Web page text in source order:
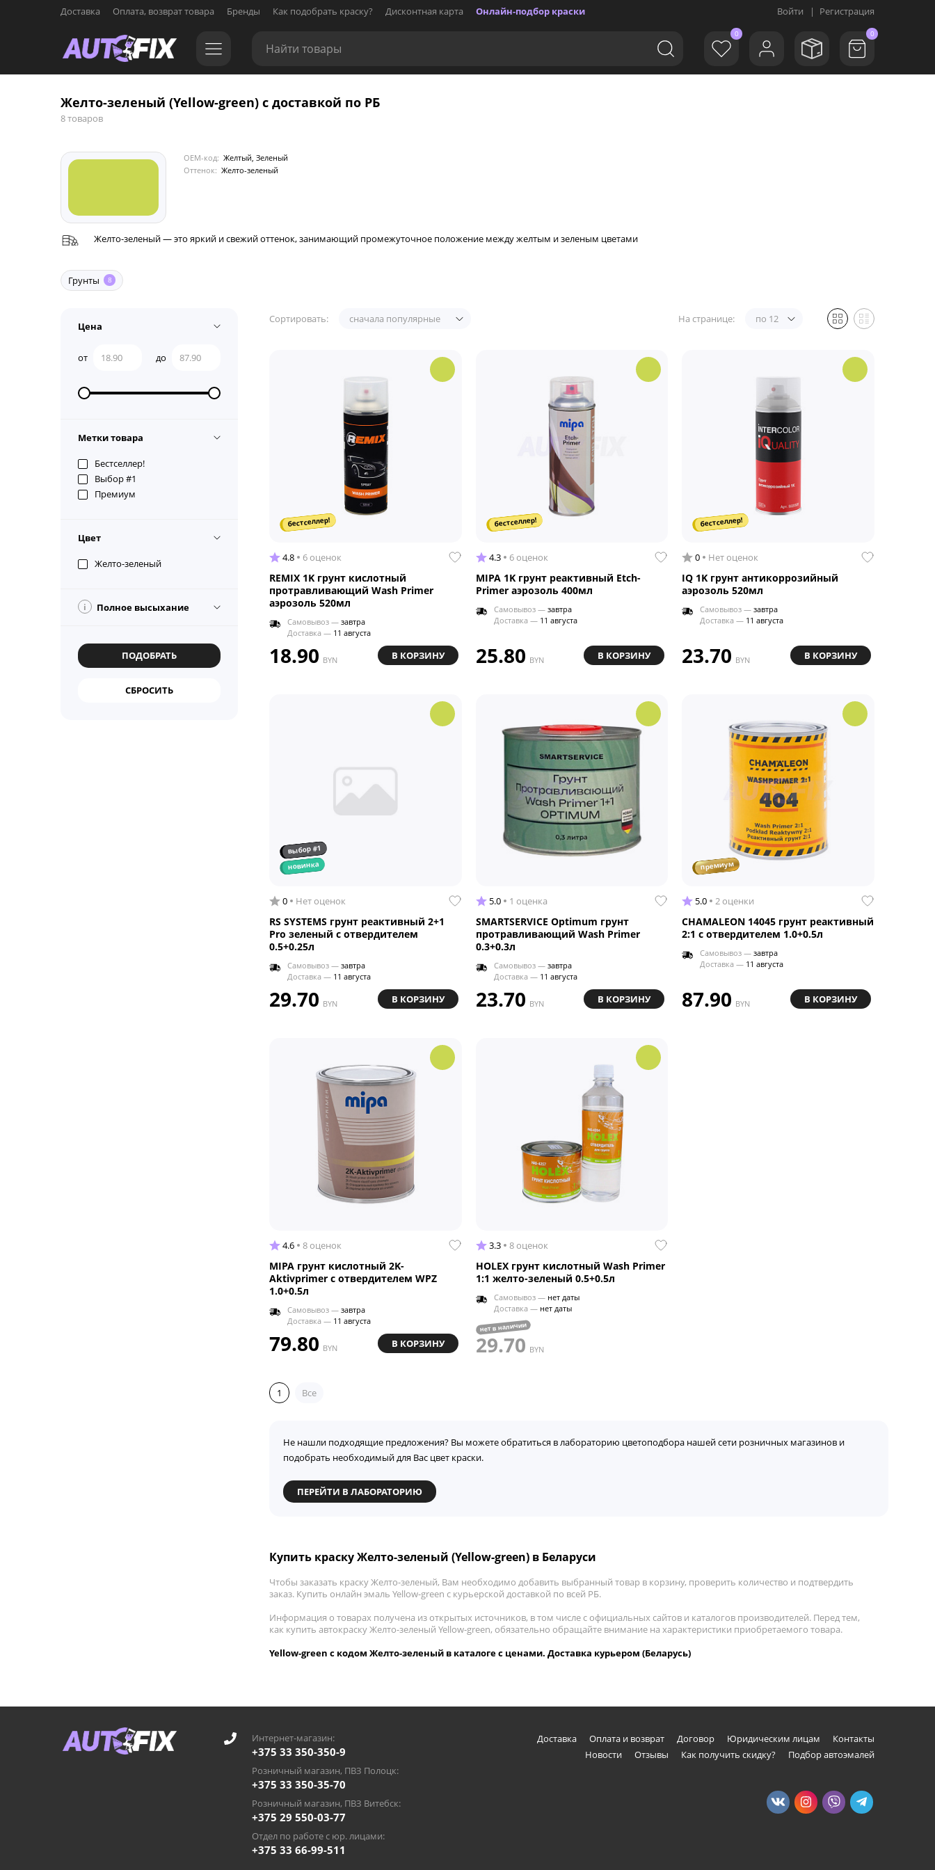
Доставка Оплата, возврат товара Бренды Как подобрать краску? Дисконтная карта Онлайн-подбор краски Войти | Регистрация
0 0
Желто-зеленый (Yellow-green) с доставкой по РБ
8 товаров
OEM-код: Желтый, Зеленый
Оттенок: Желто-зеленый
Желто-зеленый — это яркий и свежий оттенок, занимающий промежуточное положение между желтым и зеленым цветами
Грунты 8
Цена
от до
Метки товара
Бестселлер!
Выбор #1
Премиум
Цвет
Желто-зеленый
i Полное высыхание
Сортировать: сначала популярные На странице: по 12
бестселлер!
4.8 6 оценок
REMIX 1K грунт кислотный
протравливающий Wash Primer
аэрозоль 520мл
Самовывоз — завтра
Доставка — 11 августа
18.90 BYN В КОРЗИНУ
бестселлер!
4.3 6 оценок
MIPA 1K грунт реактивный Etch-
Primer аэрозоль 400мл
Самовывоз — завтра
Доставка — 11 августа
25.80 BYN В КОРЗИНУ
бестселлер!
0 Нет оценок
IQ 1K грунт антикоррозийный
аэрозоль 520мл
Самовывоз —завтра
Доставка — 11 августа
23.70 BYN В КОРЗИНУ
выбор #1
новинка
0 Нет оценок
RS SYSTEMS грунт реактивный 2+1
Pro зеленый с отвердителем
0.5+0.25л
Самовывоз — завтра
Доставка — 11 августа
29.70 BYN В КОРЗИНУ
5.0 1 оценка
SMARTSERVICE Optimum грунт
протравливающий Wash Primer
0.3+0.3л
Самовывоз — завтра
Доставка — 11 августа
23.70 BYN В КОРЗИНУ
премиум
5.0 2 оценки
CHAMALEON 14045 грунт реактивный
2:1 с отвердителем 1.0+0.5л
Самовывоз —завтра
Доставка — 11 августа
87.90 BYN В КОРЗИНУ
4.6 8 оценок
MIPA грунт кислотный 2K-
Aktivprimer с отвердителем WPZ
1.0+0.5л
Самовывоз — завтра
Доставка — 11 августа
79.80 BYN В КОРЗИНУ
3.3 8 оценок
HOLEX грунт кислотный Wash Primer
1:1 желто-зеленый 0.5+0.5л
Самовывоз — нет даты
Доставка — нет даты
нет в наличии
29.70 BYN
1 Все
Не нашли подходящие предложения? Вы можете обратиться в лабораторию цветоподбора нашей сети розничных магазинов и
подобрать необходимый для Вас цвет краски.
ПЕРЕЙТИ В ЛАБОРАТОРИЮ
Купить краску Желто-зеленый (Yellow-green) в Беларуси
Чтобы заказать краску Желто-зеленый, Вам необходимо добавить выбранный товар в корзину, проверить количество и подтвердить
заказ. Купить онлайн эмаль Yellow-green с курьерской доставкой по всей РБ.
Информация о товарах получена из открытых источников, в том числе с официальных сайтов и каталогов производителей. Перед тем,
как купить автокраску Желто-зеленый Yellow-green, обязательно обращайте внимание на характеристики приобретаемого товара.
Yellow-green с кодом Желто-зеленый в каталоге с ценами. Доставка курьером (Беларусь)
Интернет-магазин:
+375 33 350-350-9
Розничный магазин, ПВЗ Полоцк:
+375 33 350-35-70
Розничный магазин, ПВЗ Витебск:
+375 29 550-03-77
Отдел по работе с юр. лицами:
+375 33 66-99-511
Доставка Оплата и возврат Договор Юридическим лицам
Контакты
Новости
Отзывы Как получить скидку? Подбор автоэмалей